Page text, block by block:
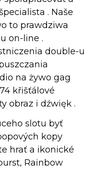
. Naše
to prawdziwa
on-line .
double-u
na żywo gag
křišťálové
obraz i dźwięk .
slotu byť
kopy
hrať a ikonické
Rainbow